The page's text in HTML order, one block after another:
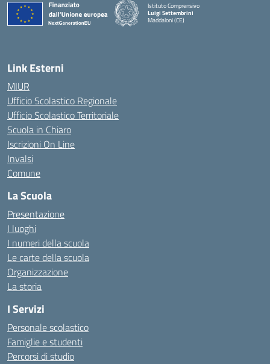
Istituto Comprensivo
Luigi Settembrini
Maddaloni (CE)
Link Esterni
MIUR
Ufficio Scolastico Regionale
Ufficio Scolastico Territoriale
Scuola in Chiaro
Iscrizioni On Line
Invalsi
Comune
La Scuola
Presentazione
I luoghi
I numeri della scuola
Le carte della scuola
Organizzazione
La storia
I Servizi
Personale scolastico
Famiglie e studenti
Percorsi di studio